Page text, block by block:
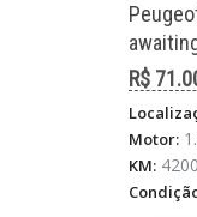
R$
Motor:
KM: